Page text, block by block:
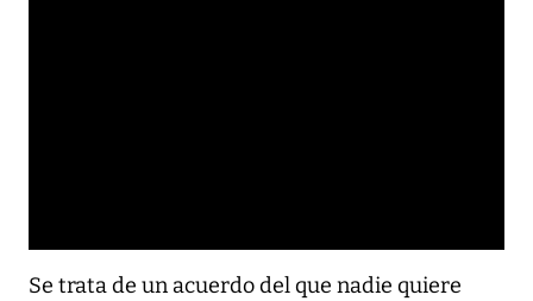
Se trata de un acuerdo del que nadie quiere